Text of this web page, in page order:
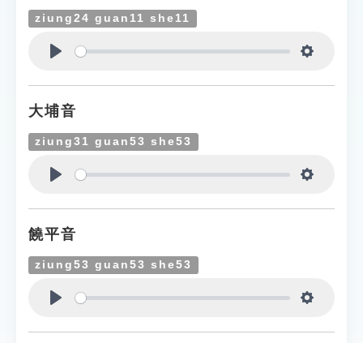
ziung24 guan11 she11
大埔音
ziung31 guan53 she53
饒平音
ziung53 guan53 she53